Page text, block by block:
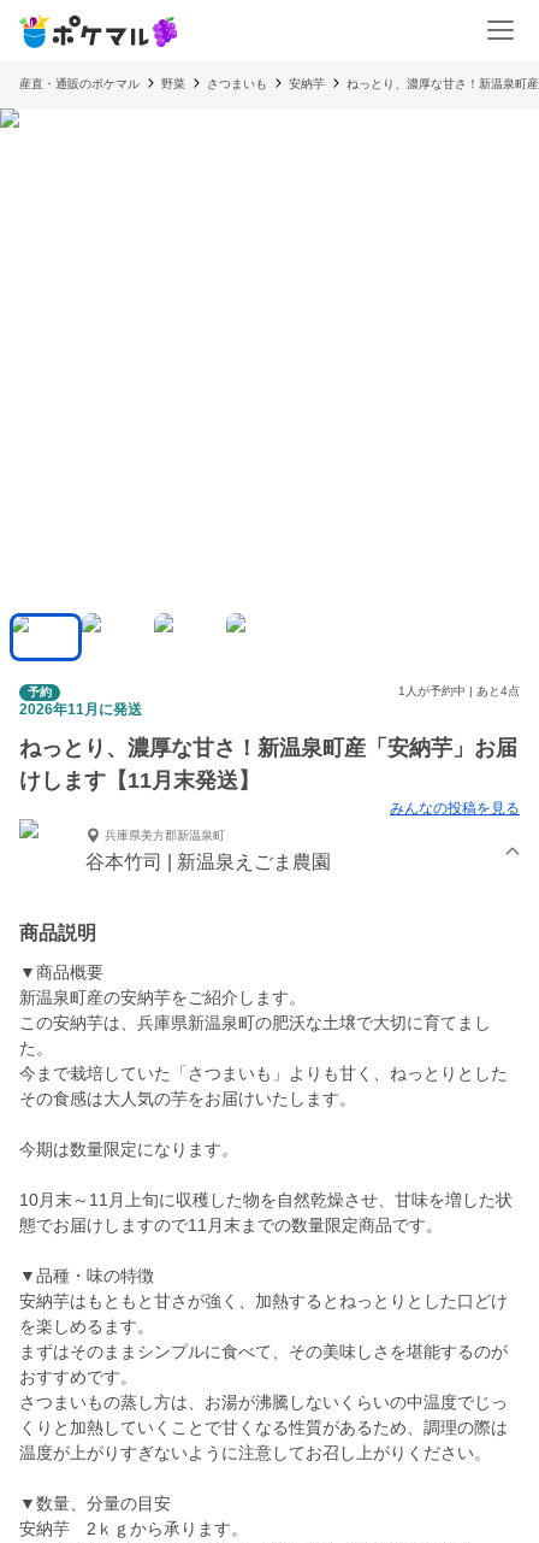
産直・通販のポケマル 野菜 さつまいも 安納芋 ねっとり、濃厚な甘さ！新温泉町
予約 1人が予約中 | あと4点
2026年11月に発送
ねっとり、濃厚な甘さ！新温泉町産「安納芋」お届
けします【11月末発送】
みんなの投稿を見る
兵庫県美方郡新温泉町
谷本竹司 | 新温泉えごま農園
商品説明
▼商品概要
新温泉町産の安納芋をご紹介します。
この安納芋は、兵庫県新温泉町の肥沃な土壌で大切に育てまし
た。
今まで栽培していた「さつまいも」よりも甘く、ねっとりとした
その食感は大人気の芋をお届けいたします。
今期は数量限定になります。
10月末～11月上旬に収穫した物を自然乾燥させ、甘味を増した状
態でお届けしますので11月末までの数量限定商品です。
▼品種・味の特徴
安納芋はもともと甘さが強く、加熱するとねっとりとした口どけ
を楽しめるます。
まずはそのままシンプルに食べて、その美味しさを堪能するのが
おすすめです。
さつまいもの蒸し方は、お湯が沸騰しないくらいの中温度でじっ
くりと加熱していくことで甘くなる性質があるため、調理の際は
温度が上がりすぎないように注意してお召し上がりください。
▼数量、分量の目安
安納芋 2ｋｇから承ります。